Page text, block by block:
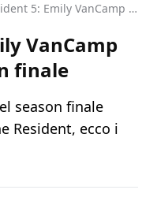
The Resident 5: Emily VanCamp apparirà nel season finale
VanCamp
finale
season finale
Resident, ecco i